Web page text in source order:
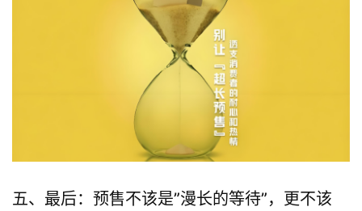
五、最后：预售不该是”漫长的等待”，更不该